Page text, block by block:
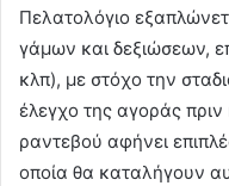
Πελατολόγιο
γάμων και δεξιώσεων,
κλπ), με στόχο την
έλεγχο της αγοράς
ραντεβού αφήνει
οποία θα καταλήγουν